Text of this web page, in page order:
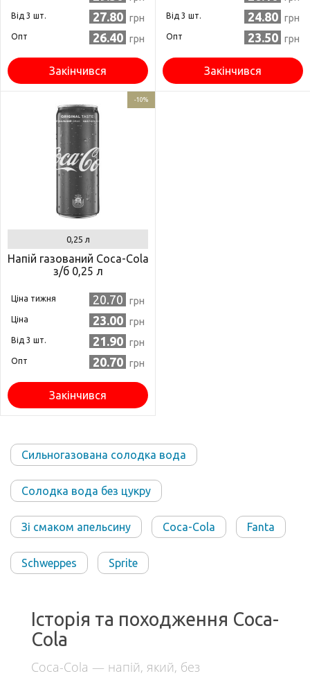
Від 3 шт. 27.80 грн
Опт 26.40 грн
Закінчився
Від 3 шт. 24.80 грн
Опт 23.50 грн
Закінчився
-10%
0,25 л
Напій газований Coca-Сola
з/б 0,25 л
Ціна тижня 20.70 грн
Ціна 23.00 грн
Від 3 шт. 21.90 грн
Опт 20.70 грн
Закінчився
Сильногазована солодка вода
Солодка вода без цукру
Зі смаком апельсину Coca-Cola Fanta
Schweppes Sprite
Історія та походження Coca-
Cola
Coca-Cola — напій, який, без